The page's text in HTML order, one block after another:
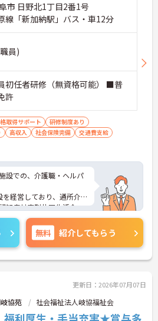
市 日野北1丁目2番1号
線「新加納駅」バス・車12分
員)
初任者研修（無資格可能） ■普
許
取得サポート
研修制度あり
高収入 社会保険完備
交通費支給
設での、介護職・ヘルパ
経営しており、通所介
知症対応型共同生活介
業を展開しています。
できます☆
ーリング大会など親睦会
職場環境です♪
社会福祉法人です。
いきませんか？
無料 紹介してもらう
更新日：2026年07月07日
協苑 社会福祉法人岐協福祉会